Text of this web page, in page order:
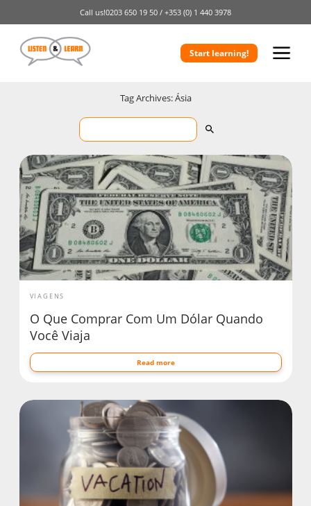
Call us!0203 650 19 50 / +353 (0) 1 440 3978
Start learning!
Tag Archives: Ásia
VIAGENS
O Que Comprar Com Um Dólar Quando
Você Viaja
Read more